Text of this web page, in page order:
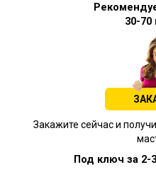
30-70
Закажите сейчас и
Под ключ за 2-